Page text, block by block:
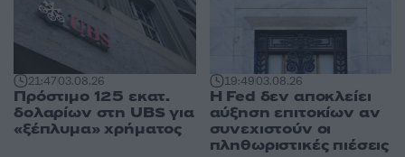
21:4703.08.26
Πρόστιμο 125 εκατ.
δολαρίων στη UBS για
«ξέπλυμα» χρήματος
19:4903.08.26
Η Fed δεν αποκλείει
αύξηση επιτοκίων αν
συνεχιστούν οι
πληθωριστικές πιέσεις